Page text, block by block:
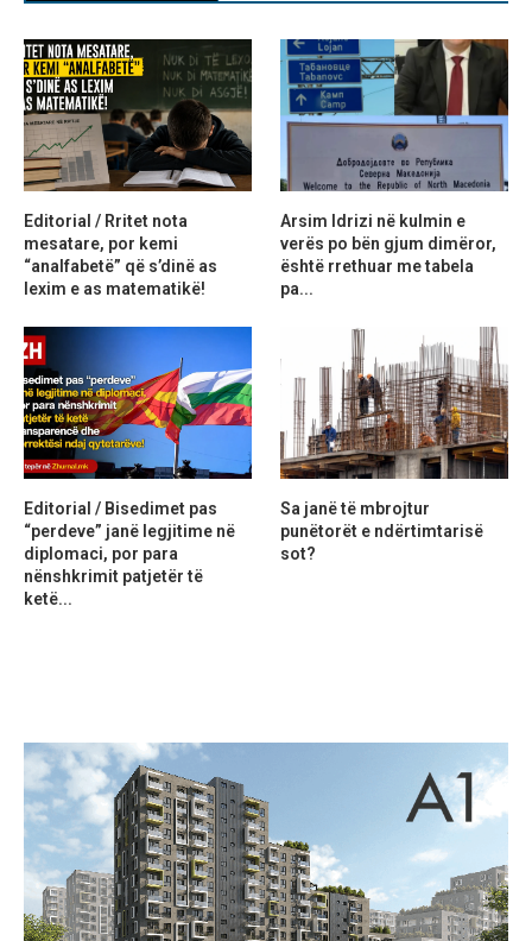
Editorial / Rritet nota
mesatare, por kemi
“analfabetë” që s’dinë as
lexim e as matematikë!
Arsim Idrizi në kulmin e
verës po bën gjum dimëror,
është rrethuar me tabela
pa...
Editorial / Bisedimet pas
“perdeve” janë legjitime në
diplomaci, por para
nënshkrimit patjetër të
ketë...
Sa janë të mbrojtur
punëtorët e ndërtimtarisë
sot?